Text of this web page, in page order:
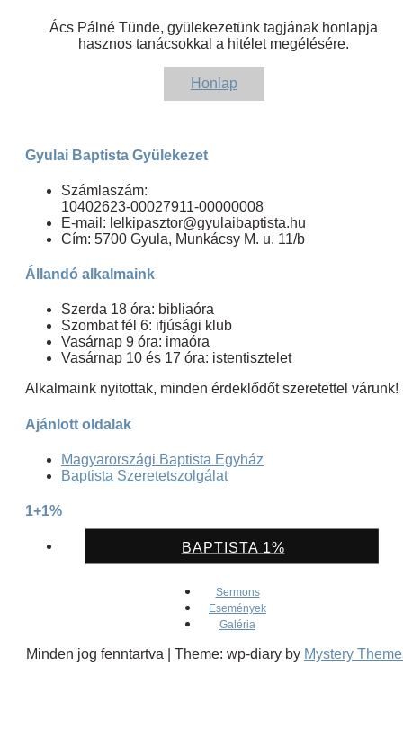
Ács Pálné Tünde, gyülekezetünk tagjának honlapja
hasznos tanácsokkal a hitélet megélésére.
Honlap
Gyulai Baptista Gyülekezet
Számlaszám:
10402623-00027911-00000008
E-mail: lelkipasztor@gyulaibaptista.hu
Cím: 5700 Gyula, Munkácsy M. u. 11/b
Állandó alkalmaink
Szerda 18 óra: bibliaóra
Szombat fél 6: ifjúsági klub
Vasárnap 9 óra: imaóra
Vasárnap 10 és 17 óra: istentisztelet
Alkalmaink nyitottak, minden érdeklődőt szeretettel várunk!
Ajánlott oldalak
Magyarországi Baptista Egyház
Baptista Szeretetszolgálat
1+1%
BAPTISTA 1%
Sermons
Események
Galéria
Minden jog fenntartva Theme: wp-diary by Mystery